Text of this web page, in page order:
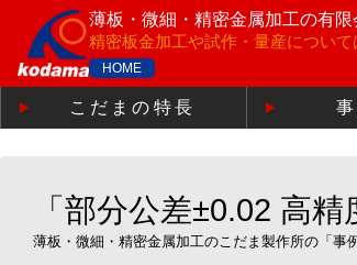
薄板・微細・精密金属加工の有限
精密板金加工や試作・量産につい
HOME
こだまの特長
「部分公差±0.02 高
薄板・微細・精密金属加工のこだま製作所の「事